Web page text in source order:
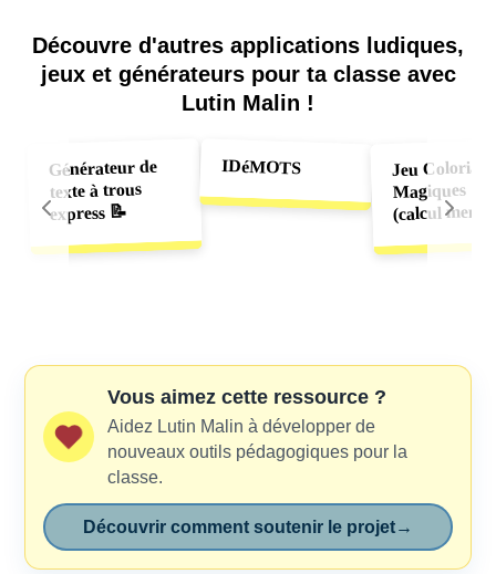
Découvre d'autres applications ludiques,
jeux et générateurs pour ta classe avec
Lutin Malin !
Générateur de
texte à trous
express 📝
IDéMOTS Jeu
Magiques 🎨
(calcul
Vous aimez cette ressource ?
Aidez Lutin Malin à développer de
nouveaux outils pédagogiques pour la
classe.
Découvrir comment soutenir le projet→